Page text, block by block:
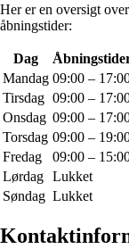
Her er en oversigt
åbningstider:
Dag
Mandag 09:00 –
Tirsdag 09:00 –
Onsdag 09:00 –
Torsdag 09:00 –
Fredag
09:00 –
Lørdag Lukket
Søndag Lukket